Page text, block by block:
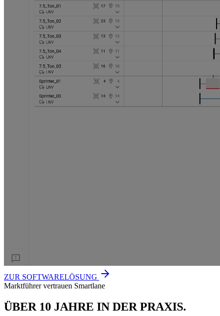
ZUR SOFTWARELÖSUNG
Marktführer vertrauen Smartlane
ÜBER 10 JAHRE IN DER PRAXIS.